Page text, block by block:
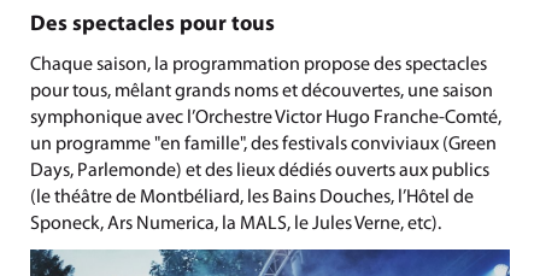
Des spectacles pour tous
Chaque saison, la programmation propose des spectacles
pour tous, mêlant grands noms et découvertes, une saison
symphonique avec l’Orchestre Victor Hugo Franche-Comté,
un programme "en famille", des festivals conviviaux (Green
Days, Parlemonde) et des lieux dédiés ouverts aux publics
(le théâtre de Montbéliard, les Bains Douches, l’Hôtel de
Sponeck, Ars Numerica, la MALS, le Jules Verne, etc).